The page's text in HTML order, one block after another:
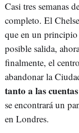
Casi tres semanas
completo. El
que en un principio
posible salida,
finalmente, el
abandonar la
tanto a las
se encontrará un
en Londres.